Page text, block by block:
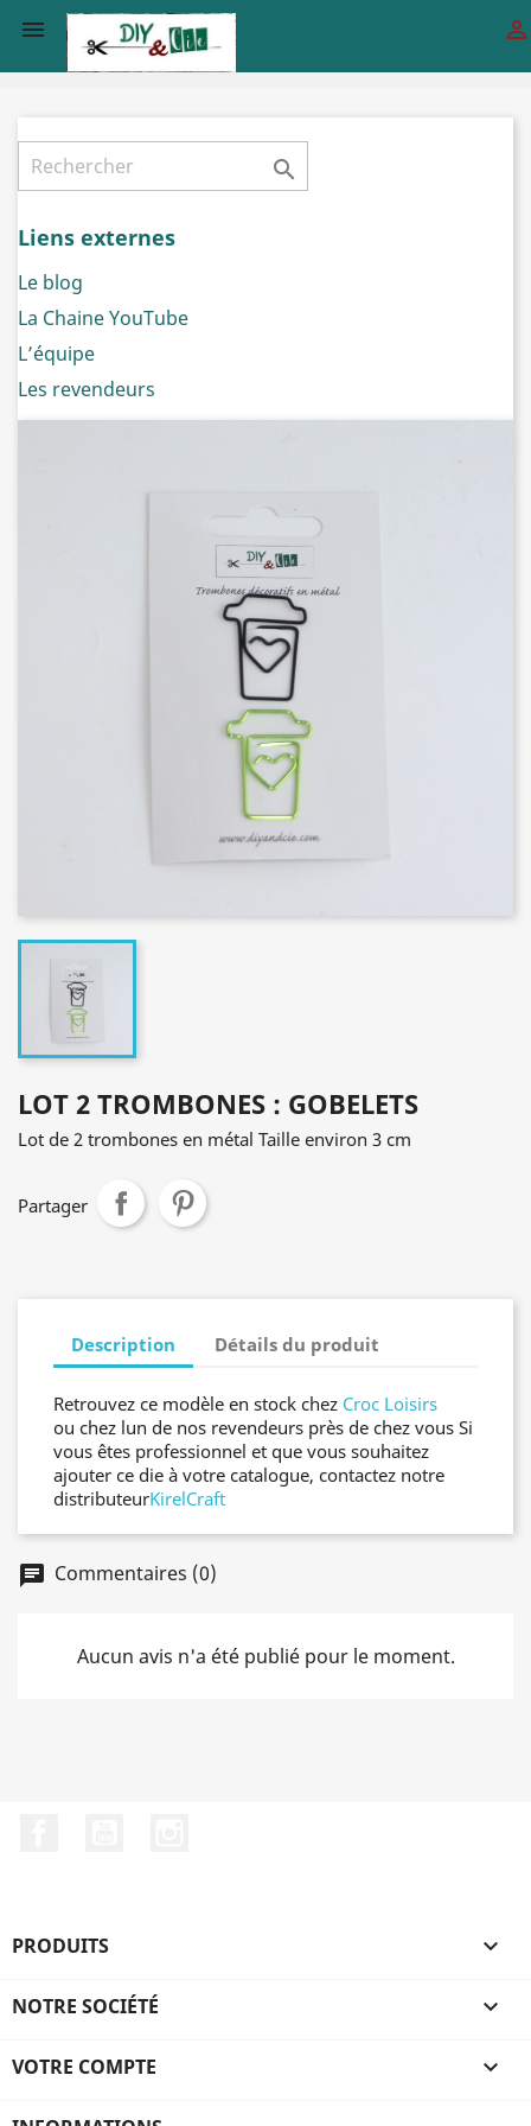
 

Liens externes
Le blog
La Chaine YouTube
L’équipe
Les revendeurs
LOT 2 TROMBONES : GOBELETS
Lot de 2 trombones en métal Taille environ 3 cm
Partager
Description Détails du produit
Retrouvez ce modèle en stock chez Croc Loisirs
ou chez lun de nos revendeurs près de chez vous Si
vous êtes professionnel et que vous souhaitez
ajouter ce die à votre catalogue, contactez notre
distributeurKirelCraft
chat Commentaires (0)
Aucun avis n'a été publié pour le moment.
PRODUITS 
NOTRE SOCIÉTÉ 
VOTRE COMPTE 